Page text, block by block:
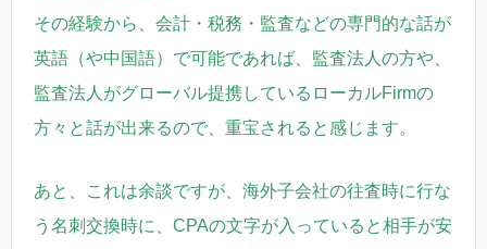
その経験から、会計・税務・監査などの専門的な話が
英語（や中国語）で可能であれば、監査法人の方や、
監査法人がグローバル提携しているローカルFirmの
方々と話が出来るので、重宝されると感じます。
あと、これは余談ですが、海外子会社の往査時に行な
う名刺交換時に、CPAの文字が入っていると相手が安